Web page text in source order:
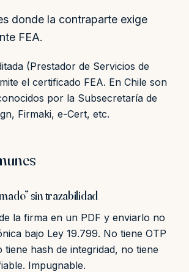
donde la contraparte exige
FEA.
(Prestador de Servicios de
el certificado FEA. En Chile son
por la Subsecretaría de
Firmaki, e-Cert, etc.
sin trazabilidad
la firma en un PDF y enviarlo no
bajo Ley 19.799. No tiene OTP
tiene hash de integridad, no tiene
Impugnable.